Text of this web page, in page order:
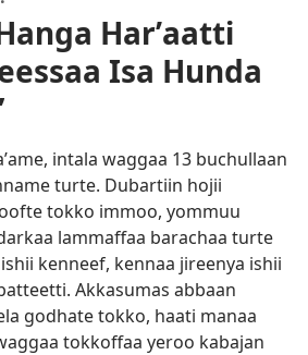
Harʼaatti
Isa Hunda
intala waggaa 13 buchullaan
turte. Dubartiin hojii
tokko immoo, yommuu
lammaffaa barachaa turte
kenneef, kennaa jireenya ishii
Akkasumas abbaan
godhate tokko, haati manaa
tokkoffaa yeroo kabajan